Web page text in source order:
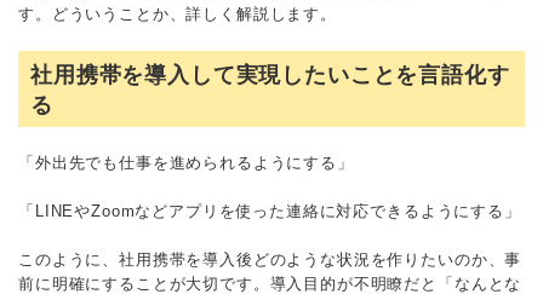
す。どういうことか、詳しく解説します。
社用携帯を導入して実現したいことを言語化す
る
「外出先でも仕事を進められるようにする」
「LINEやZoomなどアプリを使った連絡に対応できるようにする」
このように、社用携帯を導入後どのような状況を作りたいのか、事
前に明確にすることが大切です。導入目的が不明瞭だと「なんとな